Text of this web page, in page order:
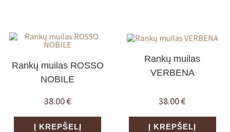
Rankų muilas ROSSO
NOBILE
38.00€
Į KREPŠELĮ
Rankų muilas
VERBENA
38.00€
Į KREPŠELĮ